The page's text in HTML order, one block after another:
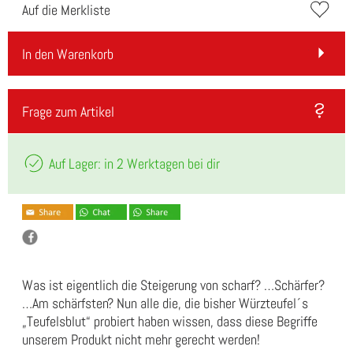
Auf die Merkliste
In den Warenkorb
Frage zum Artikel
Auf Lager: in 2 Werktagen bei dir
Was ist eigentlich die Steigerung von scharf? …Schärfer?
…Am schärfsten? Nun alle die, die bisher Würzteufel´s
„Teufelsblut“ probiert haben wissen, dass diese Begriffe
unserem Produkt nicht mehr gerecht werden!